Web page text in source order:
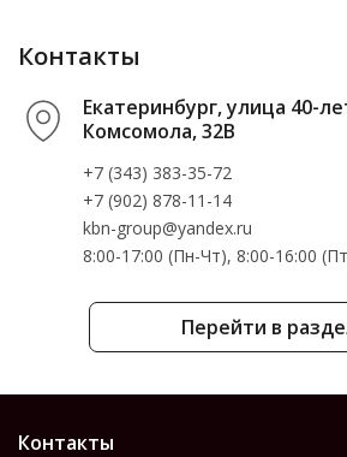
Перейти в
Контакты
Екатеринбург, улица 40-
Комсомола, 32В
+7 (343) 383-35-72
+7 (902) 878-11-14
kbn-group@yandex.ru
8:00-17:00 (Пн-Чт), 8:00-16:00
Контакты